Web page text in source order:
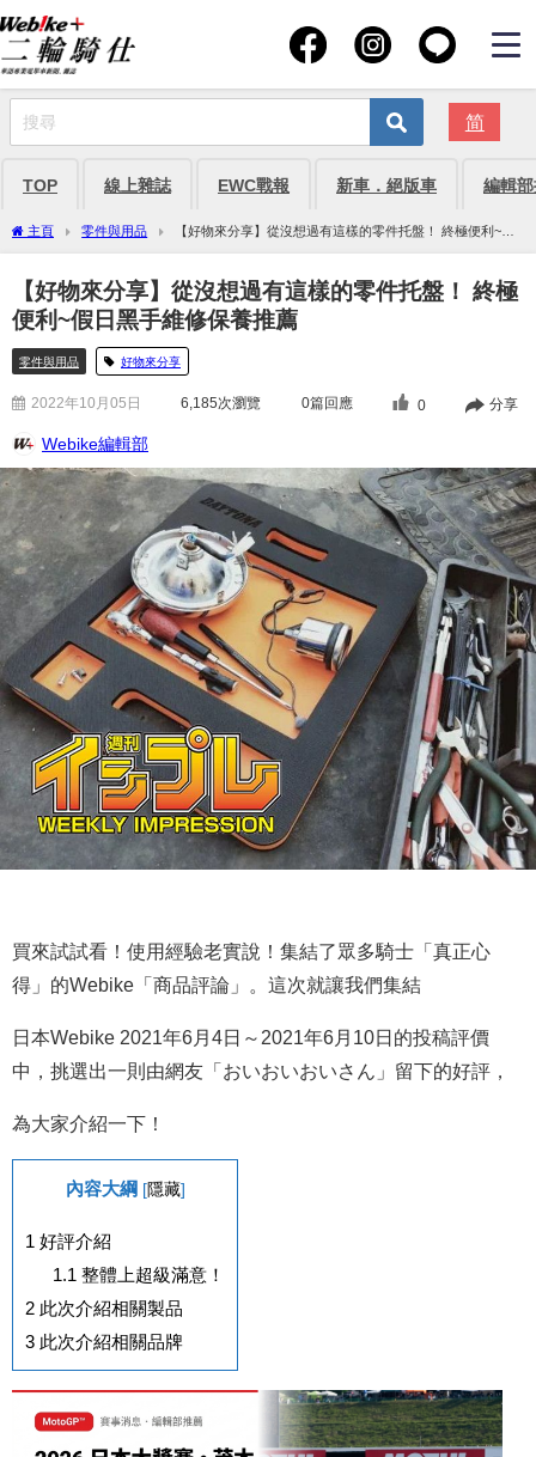
简
TOP 線上雜誌 EWC戰報 新車．絕版車 編輯
主頁 零件與用品
【好物來分享】從沒想過有這樣的零件托盤！ 終極便利~假
日黑手維修保養推薦
【好物來分享】從沒想過有這樣的零件托盤！ 終極
便利~假日黑手維修保養推薦
零件與用品 好物來分享
2022年10月05日 6,185次瀏覽 0篇回應 0 分享
Webike編輯部
買來試試看！使用經驗老實說！集結了眾多騎士「真正心
得」的Webike「商品評論」。這次就讓我們集結
日本Webike 2021年6月4日～2021年6月10日的投稿評價
中，挑選出一則由網友「おいおいおいさん」留下的好評，
為大家介紹一下！
內容大綱 [隱藏]
1 好評介紹
1.1 整體上超級滿意！
2 此次介紹相關製品
3 此次介紹相關品牌